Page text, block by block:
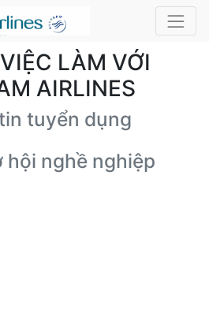
LÀM VỚI
AIRLINES
tuyển dụng
hội nghề nghiệp